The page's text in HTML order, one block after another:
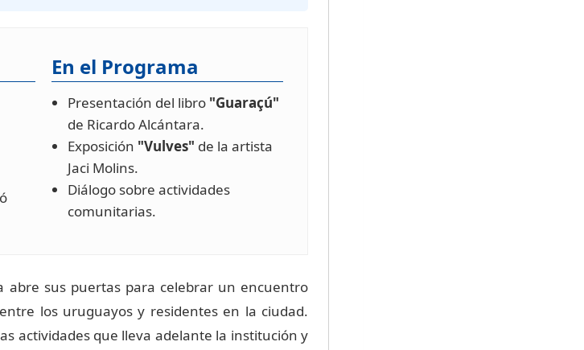
En el Programa
Presentación del libro "Guaraçú"
de Ricardo Alcántara.
Exposición "Vulves" de la artista
Jaci Molins.
Diálogo sobre actividades
comunitarias.
abre sus puertas para celebrar un encuentro
los uruguayos y residentes en la ciudad.
actividades que lleva adelante la institución y